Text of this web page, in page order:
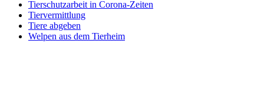
Tierschutzarbeit in Corona-Zeiten
Tiervermittlung
Tiere abgeben
Welpen aus dem Tierheim